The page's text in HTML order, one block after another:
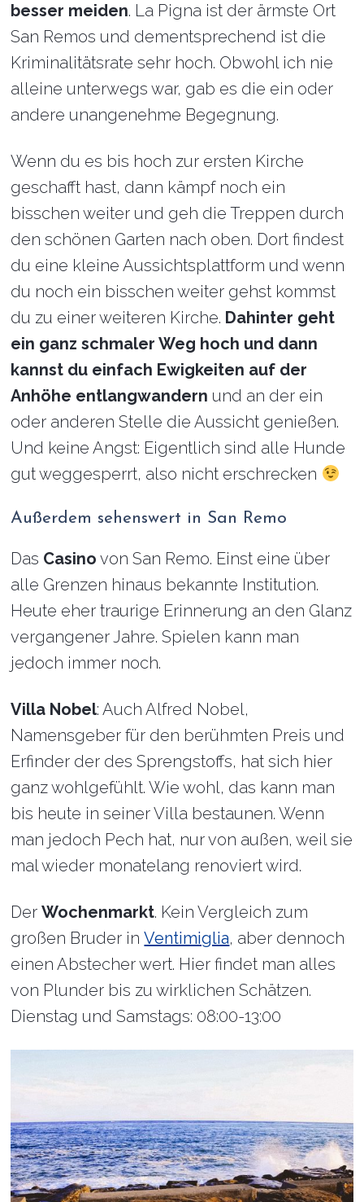
besser meiden. La Pigna ist der ärmste Ort
San Remos und dementsprechend ist die
Kriminalitätsrate sehr hoch. Obwohl ich nie
alleine unterwegs war, gab es die ein oder
andere unangenehme Begegnung.
Wenn du es bis hoch zur ersten Kirche
geschafft hast, dann kämpf noch ein
bisschen weiter und geh die Treppen durch
den schönen Garten nach oben. Dort findest
du eine kleine Aussichtsplattform und wenn
du noch ein bisschen weiter gehst kommst
du zu einer weiteren Kirche. Dahinter geht
ein ganz schmaler Weg hoch und dann
kannst du einfach Ewigkeiten auf der
Anhöhe entlangwandern und an der ein
oder anderen Stelle die Aussicht genießen.
Und keine Angst: Eigentlich sind alle Hunde
gut weggesperrt, also nicht erschrecken
Außerdem sehenswert in San Remo
Das Casino von San Remo. Einst eine über
alle Grenzen hinaus bekannte Institution.
Heute eher traurige Erinnerung an den Glanz
vergangener Jahre. Spielen kann man
jedoch immer noch.
Villa Nobel: Auch Alfred Nobel,
Namensgeber für den berühmten Preis und
Erfinder der des Sprengstoffs, hat sich hier
ganz wohlgefühlt. Wie wohl, das kann man
bis heute in seiner Villa bestaunen. Wenn
man jedoch Pech hat, nur von außen, weil sie
mal wieder monatelang renoviert wird.
DerWochenmarkt. Kein Vergleich zum
großen Bruder inVentimiglia, aber dennoch
einen Abstecher wert. Hier findet man alles
von Plunder bis zu wirklichen Schätzen.
Dienstag und Samstags: 08:00-13:00